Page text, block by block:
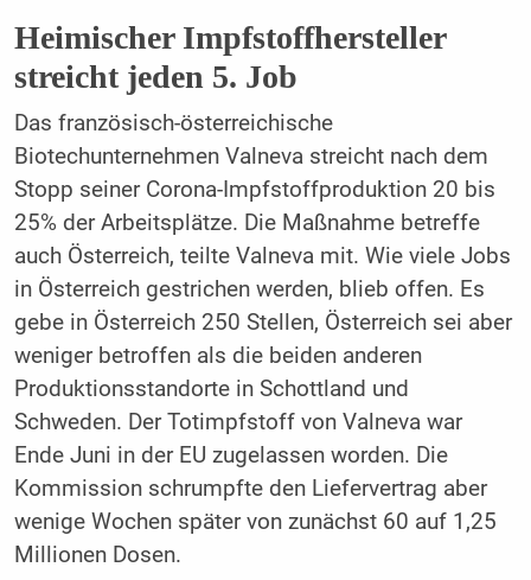
Heimischer Impfstoffhersteller
streicht jeden 5. Job
Das französisch-österreichische
Biotechunternehmen Valneva streicht nach dem
Stopp seiner Corona-Impfstoffproduktion 20 bis
25% der Arbeitsplätze. Die Maßnahme betreffe
auch Österreich, teilte Valneva mit. Wie viele Jobs
in Österreich gestrichen werden, blieb offen. Es
gebe in Österreich 250 Stellen, Österreich sei aber
weniger betroffen als die beiden anderen
Produktionsstandorte in Schottland und
Schweden. Der Totimpfstoff von Valneva war
Ende Juni in der EU zugelassen worden. Die
Kommission schrumpfte den Liefervertrag aber
wenige Wochen später von zunächst 60 auf 1,25
Millionen Dosen.